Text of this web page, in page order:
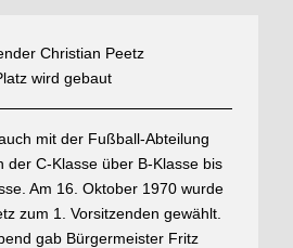
Christian Peetz
wird gebaut
mit der Fußball-Abteilung
der C-Klasse über B-Klasse bis
Am 16. Oktober 1970 wurde
zum 1. Vorsitzenden gewählt.
gab Bürgermeister Fritz